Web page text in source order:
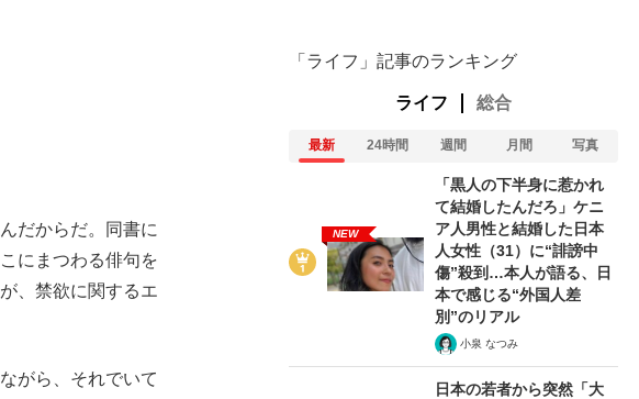
だからだ。同書に
にまつわる俳句を
、禁欲に関するエ
がら、それでいて
「ライフ」記事のランキング
ライフ 総合
最新 24時間 週間 月間 写真
NEW
「黒人の下半身に惹かれ
て結婚したんだろ」ケニ
ア人男性と結婚した日本
人女性（31）に“誹謗中
傷”殺到…本人が語る、日
本で感じる“外国人差
別”のリアル
小泉 なつみ
日本の若者から突然「大